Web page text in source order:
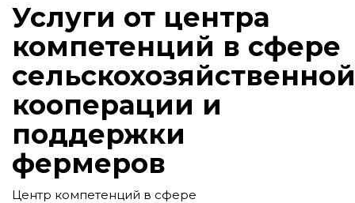
Услуги от центра
компетенций в сфере
сельскохозяйственной
кооперации и
поддержки
фермеров
Центр компетенций в сфере